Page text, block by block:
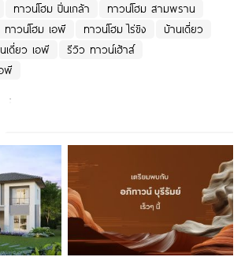
ทาวน์โฮม ปิ่นเกล้า
ทาวน์โฮม สามพราน
ทาวน์โฮม เอพี ทาวน์โฮม ไร่ขิง
บ้านเดี่ยว
เดี่ยว เอพี
รีวิว ทาวน์เฮ้าส์
พี